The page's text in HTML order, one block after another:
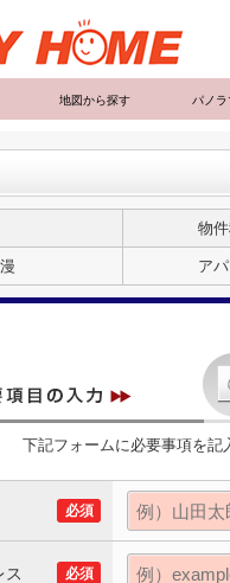
地図から探す パノラ
物
ア
下記フォームに必要事項を
必須
ス 必須